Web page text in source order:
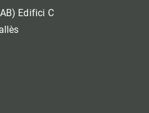
Edifici C